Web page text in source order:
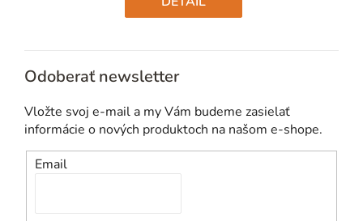
Odoberať newsletter
Vložte svoj e-mail a my Vám budeme zasielať
informácie o nových produktoch na našom e-shope.
Email